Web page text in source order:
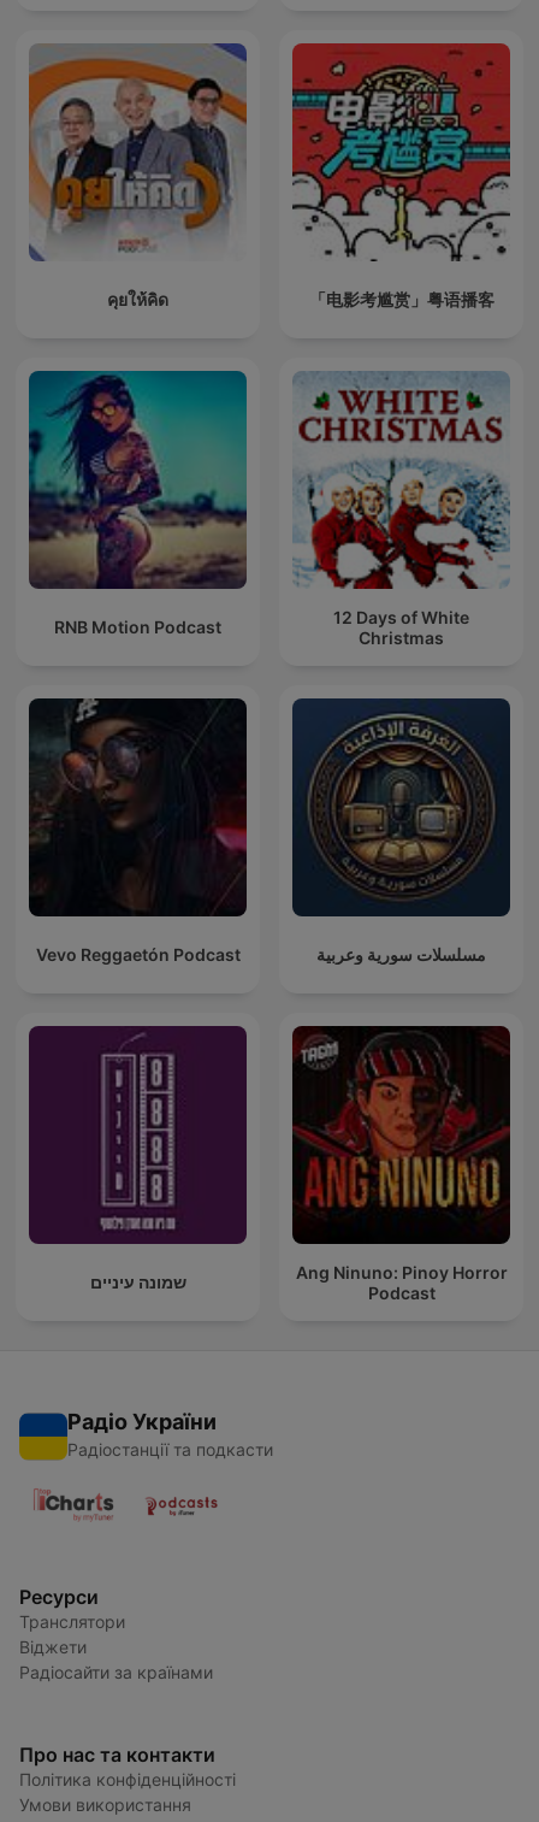
คุยให้คิด 「电影考尴赏」粤语播客
RNB Motion Podcast
12 Days of White
Christmas
Vevo Reggaetón Podcast مسلسلات سورية وعربية
שמונה עיניים
Ang Ninuno: Pinoy Horror
Podcast
Радіо України
Радіостанції та подкасти
Ресурси
Транслятори
Віджети
Радіосайти за країнами
Про нас та контакти
Політика конфіденційності
Умови використання